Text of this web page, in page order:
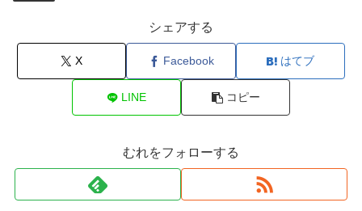
シェアする
X Facebook はてブ
LINE コピー
むれをフォローする